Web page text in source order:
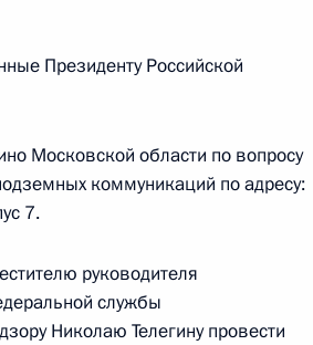
руководителем
Федеральной службы
надзору Александром Вотчаевым
Президенту Российской
Московской области по вопросу
коммуникаций по адресу:
7.
руководителя
службы
Николаю Телегину провести